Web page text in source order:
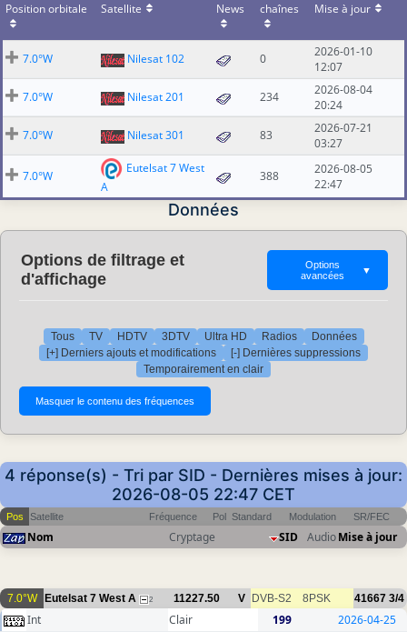
Position orbitale Satellite News chaînes Mise à jour
7.0°W Nilesat 102 0
2026-01-10
12:07
7.0°W
Nilesat 201 234
2026-08-04
20:24
7.0°W
Nilesat 301 83
2026-07-21
03:27
7.0°W
Eutelsat 7 West
A
388
2026-08-05
22:47
Données
Options de filtrage et
d'affichage
Options
avancées
▼
Tous TV HDTV 3DTV Ultra HD Radios
Données
[+] Derniers ajouts et modifications
[-] Dernières suppressions
Temporairement en clair
4 réponse(s) - Tri par SID - Dernières mises à jour:
2026-08-05 22:47 CET
Pos Satellite Fréquence Pol Standard Modulation SR/FEC
Nom Cryptage SID AudioMise à jour
7.0°W Eutelsat 7 West A 2 11227.50 V DVB-S2 8PSK 41667 3/4
Int Clair 199
2026-04-25